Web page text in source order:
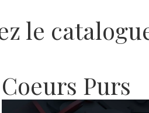
le
Coeurs Purs